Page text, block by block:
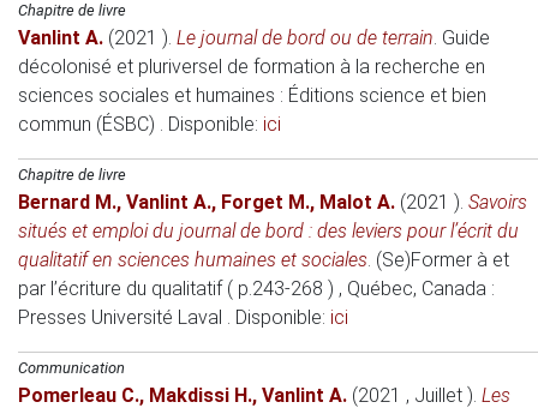
Chapitre de livre
Vanlint A. (2021 ). Le journal de bord ou de terrain. Guide
décolonisé et pluriversel de formation à la recherche en
sciences sociales et humaines : Éditions science et bien
commun (ÉSBC) . Disponible: ici
Chapitre de livre
Bernard M., Vanlint A., Forget M., Malot A. (2021 ). Savoirs
situés et emploi du journal de bord : des leviers pour l’écrit du
qualitatif en sciences humaines et sociales. (Se)Former à et
par l’écriture du qualitatif ( p.243-268 ) , Québec, Canada :
Presses Université Laval . Disponible: ici
Communication
Pomerleau C., Makdissi H., Vanlint A. (2021 , Juillet ). Les